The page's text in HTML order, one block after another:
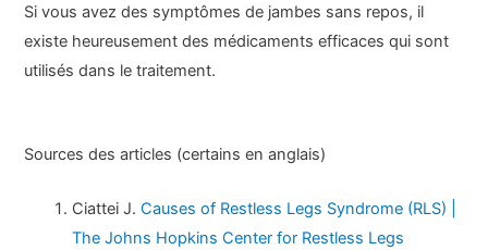
Si vous avez des symptômes de jambes sans repos, il
existe heureusement des médicaments efficaces qui sont
utilisés dans le traitement.
Sources des articles (certains en anglais)
Ciattei J.Causes of Restless Legs Syndrome (RLS) |
The Johns Hopkins Center for Restless Legs